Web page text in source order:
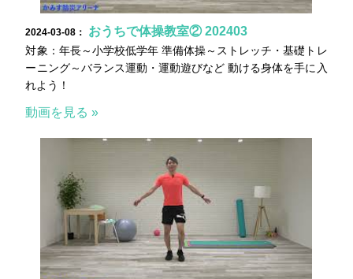
2024-03-08： おうちで体操教室② 202403
対象：年長～小学校低学年 準備体操～ストレッチ・基礎トレ
ーニング～バランス運動・運動遊びなど 動ける身体を手に入
れよう！
動画を見る »